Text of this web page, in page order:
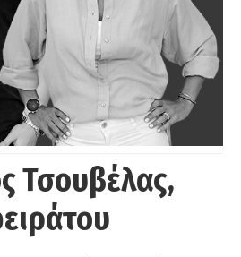
Τσουβέλας,